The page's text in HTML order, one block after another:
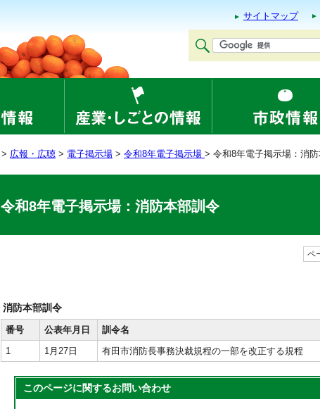
サイトマップ
> 広報・広聴 > 電子掲示場 > 令和8年電子掲示場 > 令和8年電子掲示場：消
令和8年電子掲示場：消防本部訓令
ペ
消防本部訓令
番号 公表年月日
訓令名
1
1月27日 有田市消防長事務決裁規程の一部を改正する規程
このページに関するお問い合わせ